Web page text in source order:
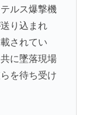
ルス爆撃機
り込まれ
されてい
に墜落現場
を待ち受け